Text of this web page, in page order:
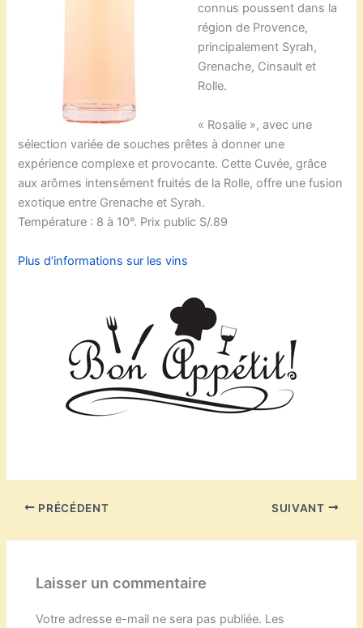
connus poussent dans la
région de Provence,
principalement Syrah,
Grenache, Cinsault et
Rolle.
« Rosalie », avec une
sélection variée de souches prêtes à donner une
expérience complexe et provocante. Cette Cuvée, grâce
aux arômes intensément fruités de la Rolle, offre une fusion
exotique entre Grenache et Syrah.
Température : 8 à 10°. Prix public S/.89
Plus d’informations sur les vins
PRÉCÉDENT SUIVANT
Laisser un commentaire
Votre adresse e-mail ne sera pas publiée. Les